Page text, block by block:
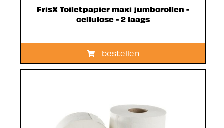
FrisX Toiletpapier maxi jumborollen -
cellulose - 2 laags
bestellen